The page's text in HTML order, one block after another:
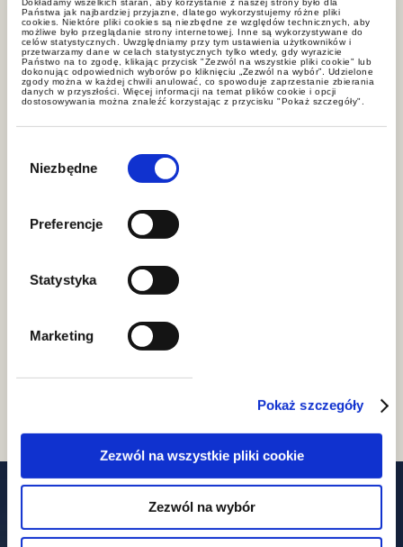
Dokładamy wszelkich starań, aby korzystanie z naszej strony było dla
Państwa jak najbardziej przyjazne, dlatego wykorzystujemy różne pliki
cookies. Niektóre pliki cookies są niezbędne ze względów technicznych, aby
możliwe było przeglądanie strony internetowej. Inne są wykorzystywane do
celów statystycznych. Uwzględniamy przy tym ustawienia użytkowników i
przetwarzamy dane w celach statystycznych tylko wtedy, gdy wyrazicie
Państwo na to zgodę, klikając przycisk "Zezwól na wszystkie pliki cookie" lub
dokonując odpowiednich wyborów po kliknięciu „Zezwól na wybór”. Udzielone
zgody można w każdej chwili anulować, co spowoduje zaprzestanie zbierania
danych w przyszłości. Więcej informacji na temat plików cookie i opcji
dostosowywania można znaleźć korzystając z przycisku "Pokaż szczegóły".
zgody
Niezbędne
Preferencje
Statystyka
Marketing
Pokaż szczegóły
Zezwól na wszystkie pliki cookie
Zezwól na wybór
Newsletter
GWW LEGAL/GWW TAX
GWW LEGAL/GWW TAX
GWW TAX